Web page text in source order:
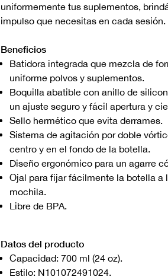
uniformemente tus suplementos,
impulso que necesitas en cada sesión.
Beneficios
Batidora integrada que mezcla de
uniforme polvos y suplementos.
Boquilla abatible con anillo de
un ajuste seguro y fácil apertura y
Sello hermético que evita derrames.
Sistema de agitación por doble
centro y en el fondo de la botella.
Diseño ergonómico para un agarre
Ojal para fijar fácilmente la botella a
mochila.
Libre de BPA.
Datos del producto
Capacidad: 700 ml (24 oz).
Estilo: N101072491024.